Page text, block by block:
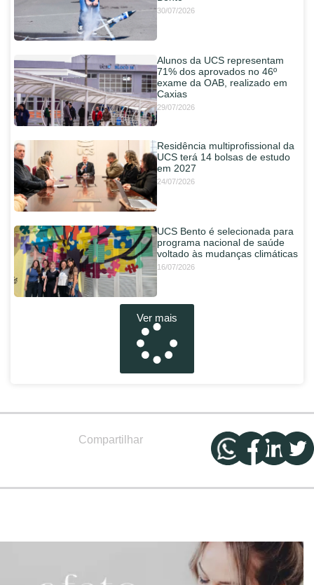
30/07/2026
Alunos da UCS representam
71% dos aprovados no 46º
exame da OAB, realizado em
Caxias
29/07/2026
Residência multiprofissional da
UCS terá 14 bolsas de estudo
em 2027
24/07/2026
UCS Bento é selecionada para
programa nacional de saúde
voltado às mudanças climáticas
16/07/2026
Ver mais
Compartilhar